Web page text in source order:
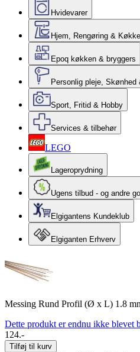
Hvidevarer
Hjem, Rengøring &
Epoq køkken & bryggers
Personlig pleje,
Sport, Fritid & Hobby
Services & tilbehør
LEGO
Lageroprydning
Ugens tilbud - og andre
Elgigantens Kundeklub
Elgiganten Erhverv
Messing Rund Profil (Ø x L) 1.8
Dette produkt er endnu ikke blevet
124.-
Tilføj til kurv